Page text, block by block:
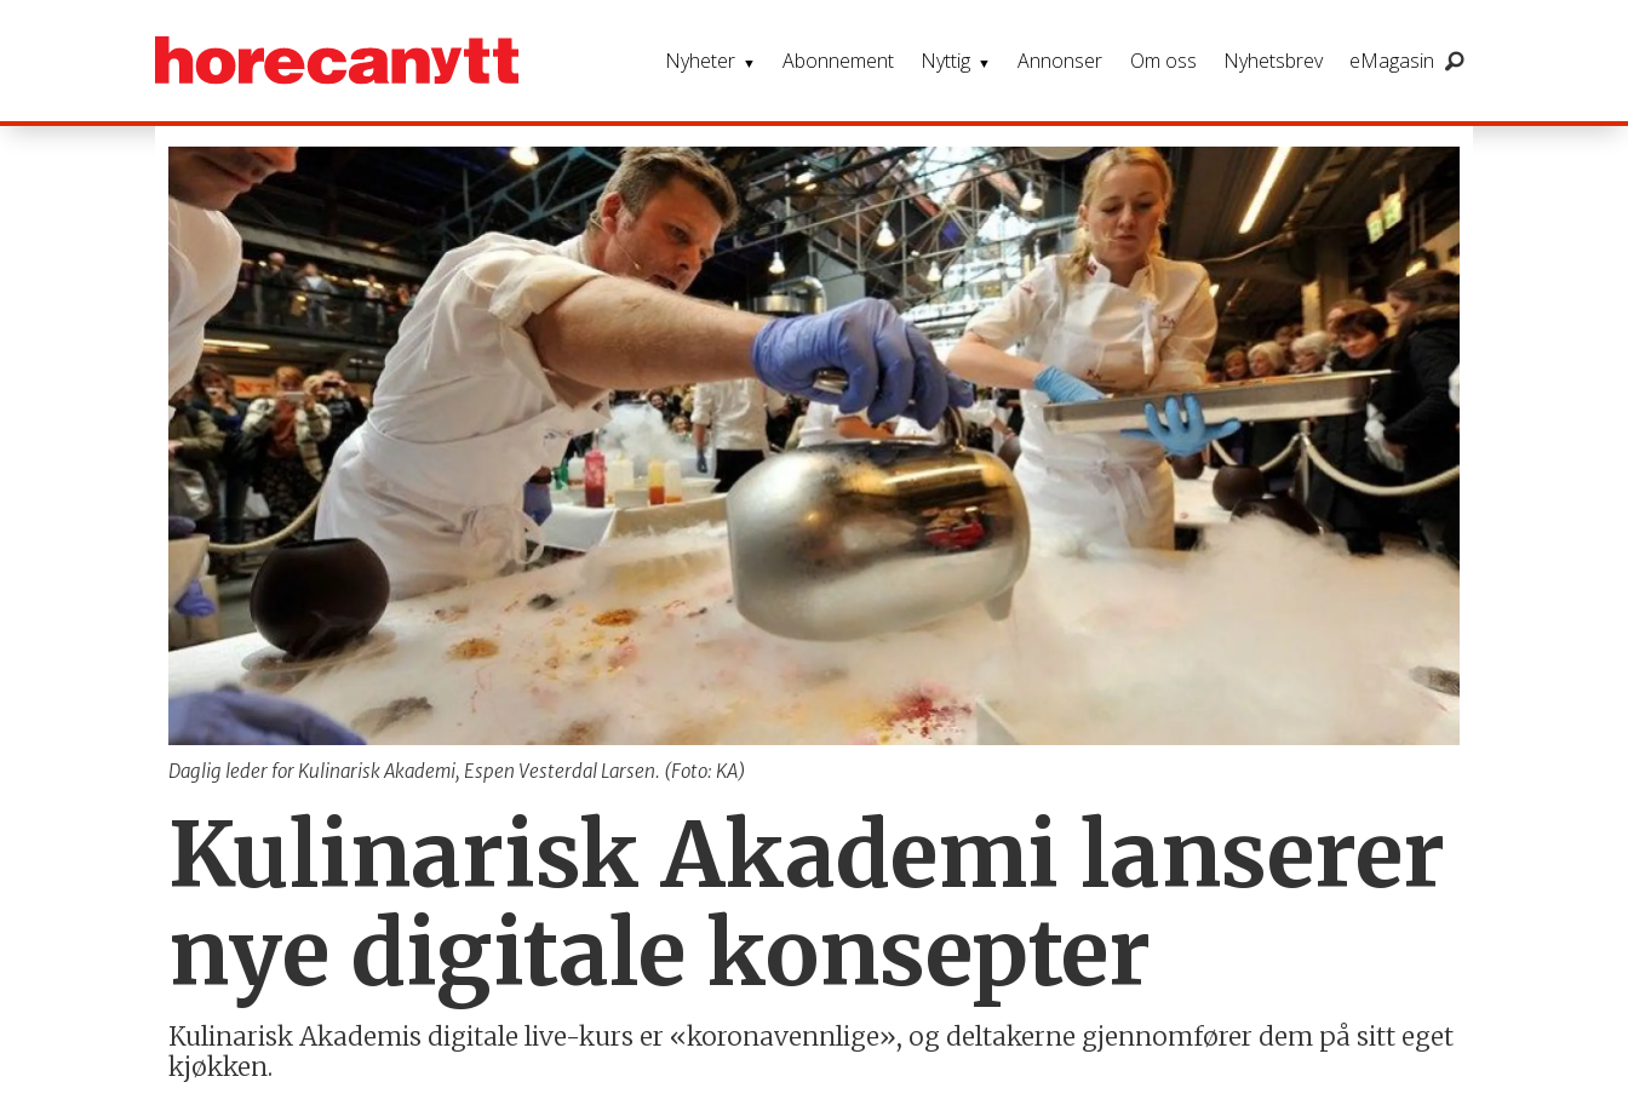
Nyheter Abonnement Nyttig Annonser Om oss Nyhetsbrev eMagasin
Daglig leder for Kulinarisk Akademi, Espen Vesterdal Larsen. (Foto: KA)
Kulinarisk Akademi lanserer
nye digitale konsepter
Kulinarisk Akademis digitale live-kurs er «koronavennlige», og deltakerne gjennomfører dem på sitt eget
kjøkken.